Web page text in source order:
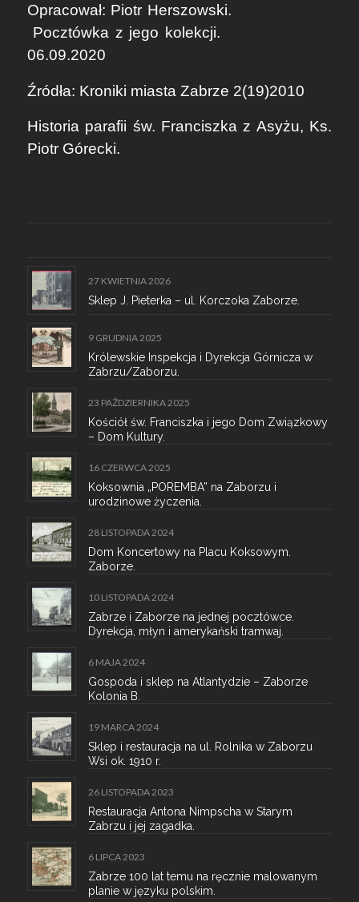
Opracował: Piotr Herszowski.
Pocztówka z jego kolekcji.
06.09.2020
Źródła: Kroniki miasta Zabrze 2(19)2010
Historia parafii św. Franciszka z Asyżu, Ks.
Piotr Górecki.
27 KWIETNIA 2026
Sklep J. Pieterka – ul. Korczoka Zaborze.
9 GRUDNIA 2025
Królewskie Inspekcja i Dyrekcja Górnicza w
Zabrzu/Zaborzu.
23 PAŹDZIERNIKA 2025
Kościół św. Franciszka i jego Dom Związkowy
– Dom Kultury.
16 CZERWCA 2025
Koksownia „POREMBA” na Zaborzu i
urodzinowe życzenia.
28 LISTOPADA 2024
Dom Koncertowy na Placu Koksowym.
Zaborze.
10 LISTOPADA 2024
Zabrze i Zaborze na jednej pocztówce.
Dyrekcja, młyn i amerykański tramwaj.
6 MAJA 2024
Gospoda i sklep na Atlantydzie – Zaborze
Kolonia B.
19 MARCA 2024
Sklep i restauracja na ul. Rolnika w Zaborzu
Wsi ok. 1910 r.
26 LISTOPADA 2023
Restauracja Antona Nimpscha w Starym
Zabrzu i jej zagadka.
6 LIPCA 2023
Zabrze 100 lat temu na ręcznie malowanym
planie w języku polskim.